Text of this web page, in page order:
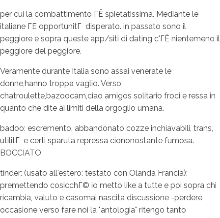
per cui la combattimento ГЁ spietatissima. Mediante le
italiane ГЁ opportunitГ disperato. in passato sono il
peggiore e sopra queste app/siti di dating c'ГЁ nientemeno il
peggiore del peggiore.
Veramente durante Italia sono assai venerate le
donne,hanno troppa vaglio. Verso
chatroulette,bazoocam,ciao amigos solitario froci e ressa in
quanto che dite ai limiti della orgoglio umana.
badoo: escremento, abbandonato cozze inchiavabili, trans,
utilitГ e certi sparuta repressa ciononostante fumosa.
BOCCIATO
tinder: (usato all'estero: testato con Olanda Francia):
premettendo cosicchГ© io metto like a tutte e poi sopra chi
ricambia, valuto e casomai nascita discussione -perdere
occasione verso fare noi la "antologia" ritengo tanto